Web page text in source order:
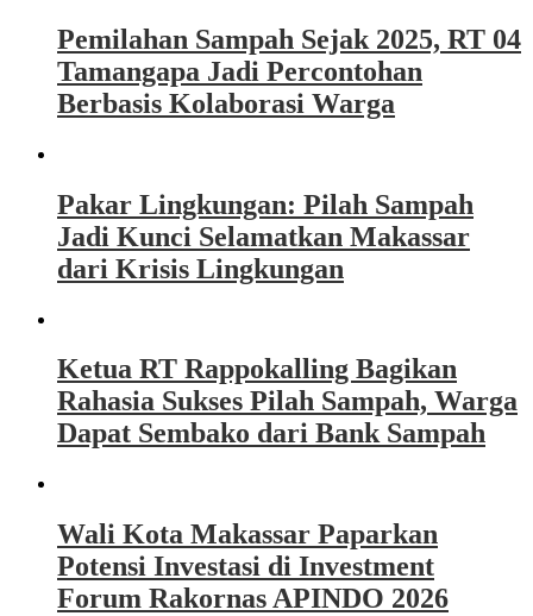
Pemilahan Sampah Sejak 2025, RT 04
Tamangapa Jadi Percontohan
Berbasis Kolaborasi Warga
Pakar Lingkungan: Pilah Sampah
Jadi Kunci Selamatkan Makassar
dari Krisis Lingkungan
Ketua RT Rappokalling Bagikan
Rahasia Sukses Pilah Sampah, Warga
Dapat Sembako dari Bank Sampah
Wali Kota Makassar Paparkan
Potensi Investasi di Investment
Forum Rakornas APINDO 2026